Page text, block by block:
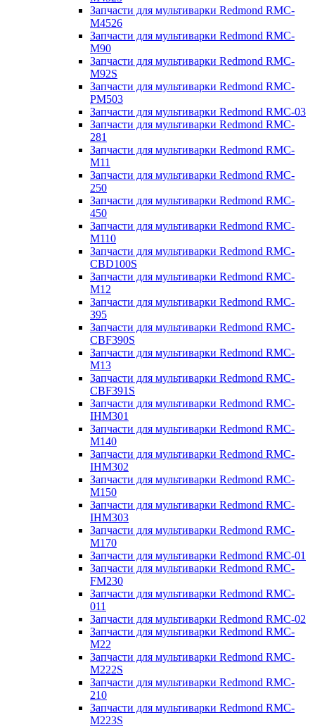
Запчасти для мультиварки Redmond RMC-
M4526
Запчасти для мультиварки Redmond RMC-
M90
Запчасти для мультиварки Redmond RMC-
M92S
Запчасти для мультиварки Redmond RMC-
PM503
Запчасти для мультиварки Redmond RMC-03
Запчасти для мультиварки Redmond RMC-
281
Запчасти для мультиварки Redmond RMC-
M11
Запчасти для мультиварки Redmond RMC-
250
Запчасти для мультиварки Redmond RMC-
450
Запчасти для мультиварки Redmond RMC-
M110
Запчасти для мультиварки Redmond RMC-
CBD100S
Запчасти для мультиварки Redmond RMC-
M12
Запчасти для мультиварки Redmond RMC-
395
Запчасти для мультиварки Redmond RMC-
CBF390S
Запчасти для мультиварки Redmond RMC-
M13
Запчасти для мультиварки Redmond RMC-
CBF391S
Запчасти для мультиварки Redmond RMC-
IHM301
Запчасти для мультиварки Redmond RMC-
M140
Запчасти для мультиварки Redmond RMC-
IHM302
Запчасти для мультиварки Redmond RMC-
M150
Запчасти для мультиварки Redmond RMC-
IHM303
Запчасти для мультиварки Redmond RMC-
M170
Запчасти для мультиварки Redmond RMC-01
Запчасти для мультиварки Redmond RMC-
FM230
Запчасти для мультиварки Redmond RMC-
011
Запчасти для мультиварки Redmond RMC-02
Запчасти для мультиварки Redmond RMC-
M22
Запчасти для мультиварки Redmond RMC-
M222S
Запчасти для мультиварки Redmond RMC-
210
Запчасти для мультиварки Redmond RMC-
M223S